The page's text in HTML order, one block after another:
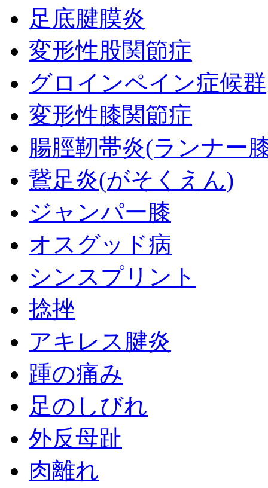
足底腱膜炎
変形性股関節症
グロインペイン症候群
変形性膝関節症
腸脛靭帯炎(ランナー
鵞足炎(がそくえん)
ジャンパー膝
オスグッド病
シンスプリント
捻挫
アキレス腱炎
踵の痛み
足のしびれ
外反母趾
肉離れ